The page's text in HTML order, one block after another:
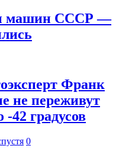
машин СССР —
Франк
не переживут
42 градусов
0